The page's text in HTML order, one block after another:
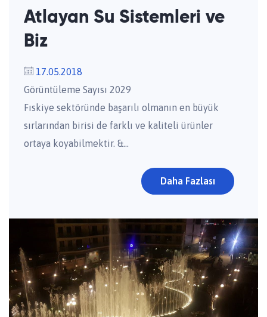
Atlayan Su Sistemleri ve
Biz
17.05.2018
Görüntüleme Sayısı 2029
Fıskiye sektöründe başarılı olmanın en büyük
sırlarından birisi de farklı ve kaliteli ürünler
ortaya koyabilmektir. &...
Daha Fazlası